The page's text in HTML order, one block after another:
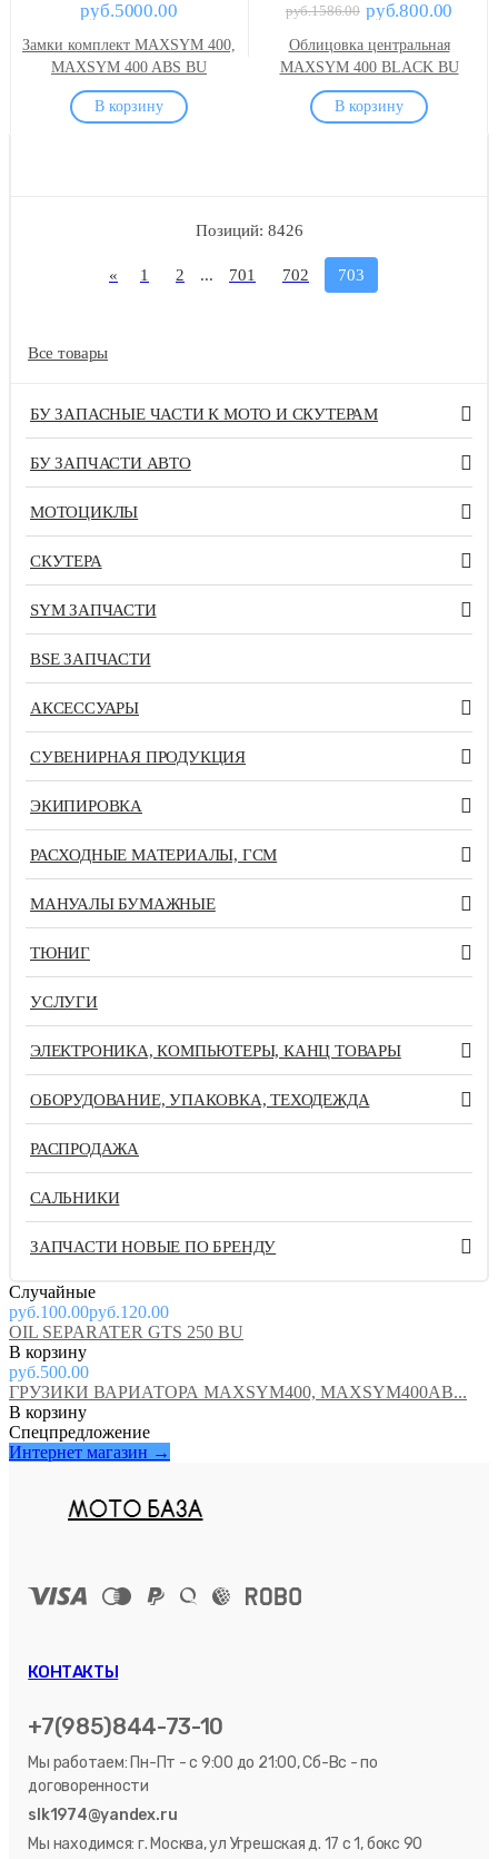
руб.5000.00
Замки комплект MAXSYM 400,
MAXSYM 400 ABS BU
руб.1586.00 руб.800.00
Облицовка центральная
MAXSYM 400 BLACK BU
Позиций: 8426
« 1 2 ... 701 702 703
Все товары
БУ ЗАПАСНЫЕ ЧАСТИ К МОТО И СКУТЕРАМ
БУ ЗАПЧАСТИ АВТО
МОТОЦИКЛЫ
СКУТЕРА
SYM ЗАПЧАСТИ
BSE ЗАПЧАСТИ
АКСЕССУАРЫ
СУВЕНИРНАЯ ПРОДУКЦИЯ
ЭКИПИРОВКА
РАСХОДНЫЕ МАТЕРИАЛЫ, ГСМ
МАНУАЛЫ БУМАЖНЫЕ
ТЮНИГ
УСЛУГИ
ЭЛЕКТРОНИКА, КОМПЬЮТЕРЫ, КАНЦ ТОВАРЫ
ОБОРУДОВАНИЕ, УПАКОВКА, ТЕХОДЕЖДА
РАСПРОДАЖА
САЛЬНИКИ
ЗАПЧАСТИ НОВЫЕ ПО БРЕНДУ
Случайные
руб.100.00руб.120.00
OIL SEPARATER GTS 250 BU
руб.500.00
ГРУЗИКИ ВАРИАТОРА MAXSYM400, MAXSYM400AB...
Спецпредложение
Интернет магазин →
КОНТАКТЫ
+7(985)844-73-10
Мы работаем: Пн-Пт - с 9:00 до 21:00, Сб-Вс - по
договоренности
slk1974@yandex.ru
Мы находимся: г. Москва, ул Угрешская д. 17 с 1, бокс 90